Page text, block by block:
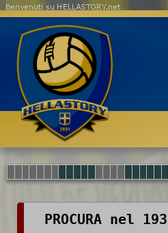
Benvenuti su HELLASTORY.net
PROCURA nel